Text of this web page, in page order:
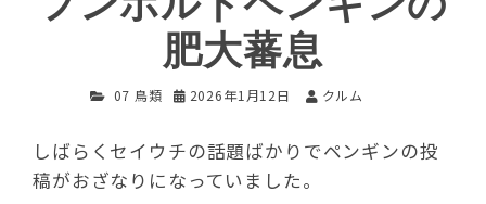
肥大蕃息
07 鳥類 2026年1月12日 クルム
しばらくセイウチの話題ばかりでペンギンの投
稿がおざなりになっていました。